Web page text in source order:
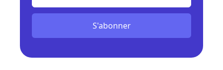
S'abonner